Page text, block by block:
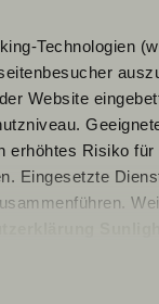
Technologien
Website
erhöhtes Risiko
Eingesetzte
Einwilligung ist